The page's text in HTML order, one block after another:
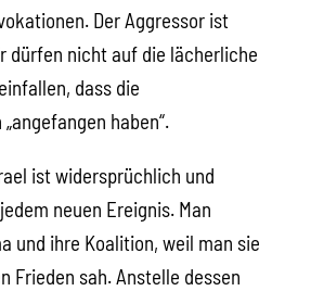
Der Aggressor ist
dürfen nicht auf die lächerliche
dass die
haben“.
ist widersprüchlich und
neuen Ereignis. Man
und ihre Koalition, weil man sie
Frieden sah. Anstelle dessen